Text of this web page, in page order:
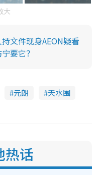
大
文件现身AEON疑看
要它？
元朗
天水围
热话